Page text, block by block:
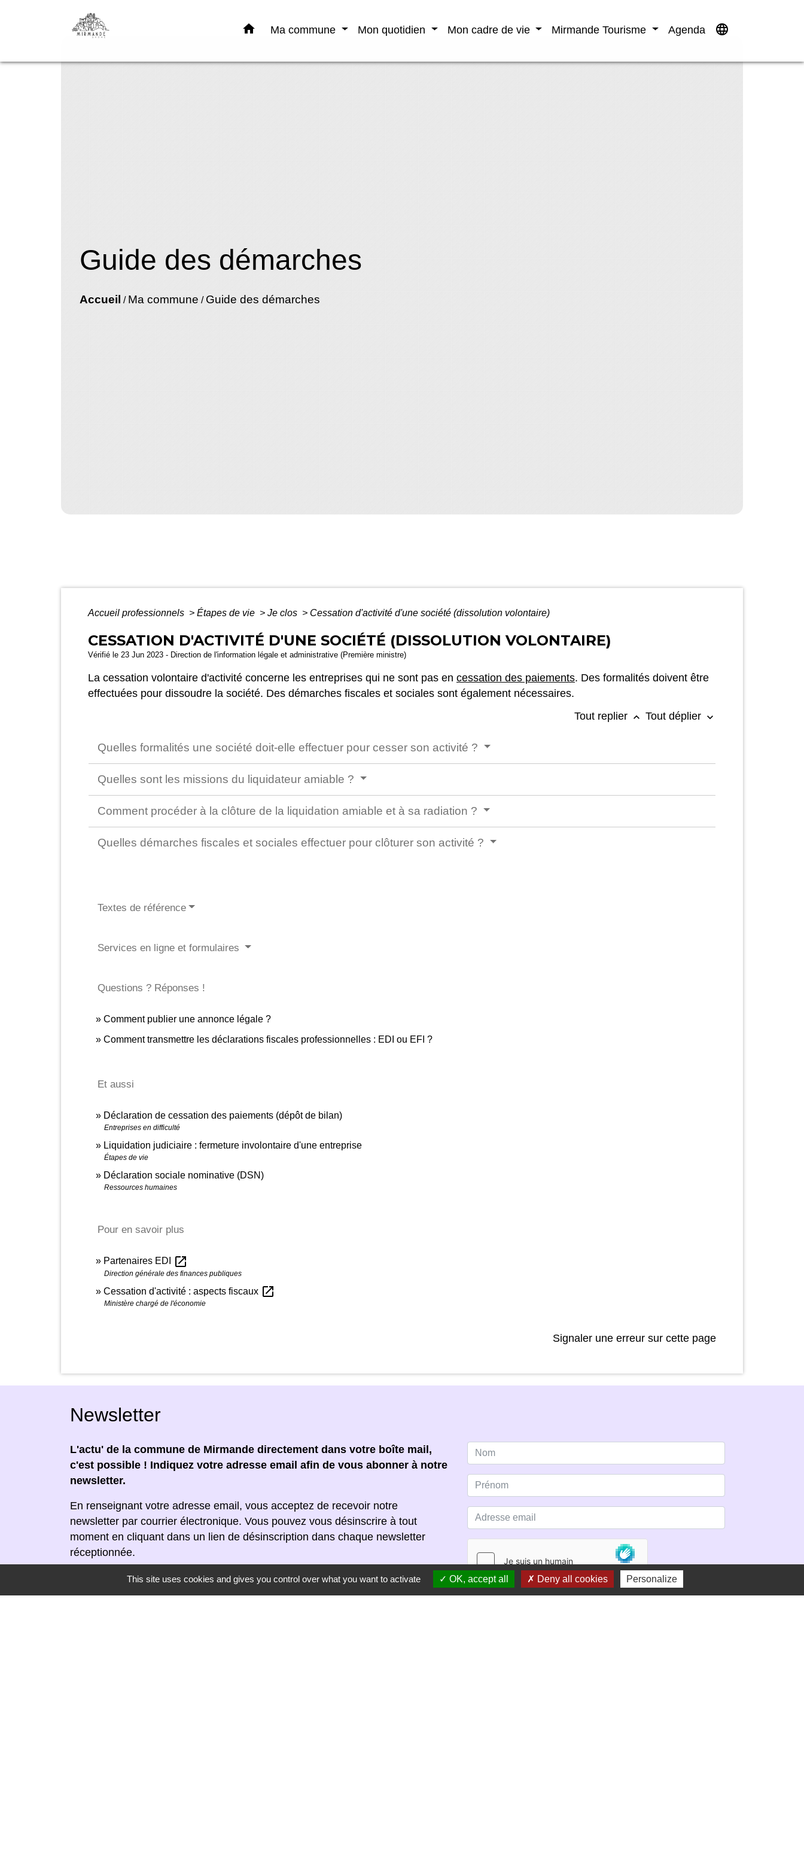
home Ma commune Mon quotidien Mon cadre de vie Mirmande Tourisme Agenda language
Guide des démarches
Accueil / Ma commune / Guide des démarches
Accueil professionnels > Étapes de vie > Je clos > Cessation d'activité d'une société (dissolution volontaire)
CESSATION D'ACTIVITÉ D'UNE SOCIÉTÉ (DISSOLUTION VOLONTAIRE)
Vérifié le 23 Jun 2023 - Direction de l'information légale et administrative (Première ministre)
La cessation volontaire d'activité concerne les entreprises qui ne sont pas en cessation des paiements. Des formalités doivent être
effectuées pour dissoudre la société. Des démarches fiscales et sociales sont également nécessaires.
Tout replier keyboard_arrow_up Tout déplier keyboard_arrow_down
Quelles formalités une société doit-elle effectuer pour cesser son activité ?
Quelles sont les missions du liquidateur amiable ?
Comment procéder à la clôture de la liquidation amiable et à sa radiation ?
Quelles démarches fiscales et sociales effectuer pour clôturer son activité ?
Textes de référence
Services en ligne et formulaires
Questions ? Réponses !
Comment publier une annonce légale ?
Comment transmettre les déclarations fiscales professionnelles : EDI ou EFI ?
Et aussi
Déclaration de cessation des paiements (dépôt de bilan)
Entreprises en difficulté
Liquidation judiciaire : fermeture involontaire d'une entreprise
Étapes de vie
Déclaration sociale nominative (DSN)
Ressources humaines
Pour en savoir plus
Partenaires EDI open_in_new
Direction générale des finances publiques
Cessation d'activité : aspects fiscaux open_in_new
Ministère chargé de l'économie
Signaler une erreur sur cette page
Newsletter
L'actu' de la commune de Mirmande directement dans votre boîte mail,
c'est possible ! Indiquez votre adresse email afin de vous abonner à notre
newsletter.
En renseignant votre adresse email, vous acceptez de recevoir notre
newsletter par courrier électronique. Vous pouvez vous désinscrire à tout
moment en cliquant dans un lien de désinscription dans chaque newsletter
réceptionnée.
This site uses cookies and gives you control over what you want to activate OK, accept all Deny all cookies Personalize